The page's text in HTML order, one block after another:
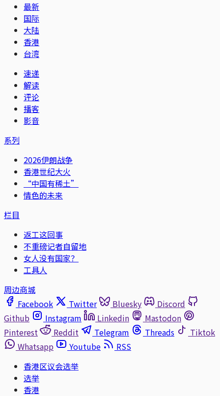
最新
国际
大陆
香港
台湾
速递
解读
评论
播客
影音
系列
2026伊朗战争
香港世纪大火
“中国有稀土”
情色的未来
栏目
返工这回事
不重磅记者自留地
女人没有国家？
工具人
周边商城
Facebook
Twitter Bluesky
Discord
Github
Instagram Linkedin
Mastodon
Pinterest
Reddit Telegram Threads
Tiktok
Whatsapp
Youtube
RSS
香港区议会选举
选举
香港